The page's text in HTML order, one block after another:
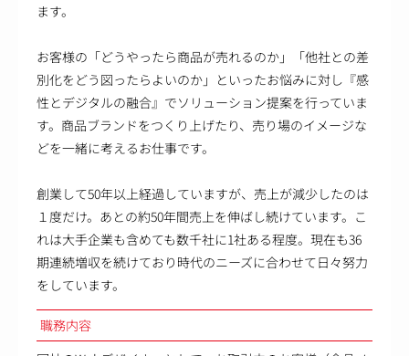
ます。
お客様の「どうやったら商品が売れるのか」「他社との差
別化をどう図ったらよいのか」といったお悩みに対し『感
性とデジタルの融合』でソリューション提案を行っていま
す。商品ブランドをつくり上げたり、売り場のイメージな
どを一緒に考えるお仕事です。
創業して50年以上経過していますが、売上が減少したのは
１度だけ。あとの約50年間売上を伸ばし続けています。こ
れは大手企業も含めても数千社に1社ある程度。現在も36
期連続増収を続けており時代のニーズに合わせて日々努力
をしています。
職務内容